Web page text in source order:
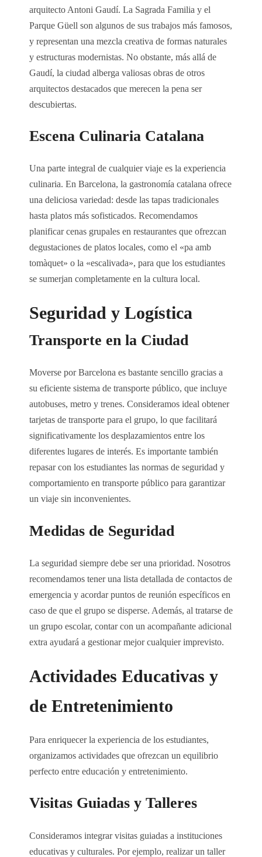
arquitecto Antoni Gaudí. La Sagrada Familia y el
Parque Güell son algunos de sus trabajos más famosos,
y representan una mezcla creativa de formas naturales
y estructuras modernistas. No obstante, más allá de
Gaudí, la ciudad alberga valiosas obras de otros
arquitectos destacados que merecen la pena ser
descubiertas.
Escena Culinaria Catalana
Una parte integral de cualquier viaje es la experiencia
culinaria. En Barcelona, la gastronomía catalana ofrece
una deliciosa variedad: desde las tapas tradicionales
hasta platos más sofisticados. Recomendamos
planificar cenas grupales en restaurantes que ofrezcan
degustaciones de platos locales, como el «pa amb
tomàquet» o la «escalivada», para que los estudiantes
se sumerjan completamente en la cultura local.
Seguridad y Logística
Transporte en la Ciudad
Moverse por Barcelona es bastante sencillo gracias a
su eficiente sistema de transporte público, que incluye
autobuses, metro y trenes. Consideramos ideal obtener
tarjetas de transporte para el grupo, lo que facilitará
significativamente los desplazamientos entre los
diferentes lugares de interés. Es importante también
repasar con los estudiantes las normas de seguridad y
comportamiento en transporte público para garantizar
un viaje sin inconvenientes.
Medidas de Seguridad
La seguridad siempre debe ser una prioridad. Nosotros
recomendamos tener una lista detallada de contactos de
emergencia y acordar puntos de reunión específicos en
caso de que el grupo se disperse. Además, al tratarse de
un grupo escolar, contar con un acompañante adicional
extra ayudará a gestionar mejor cualquier imprevisto.
Actividades Educativas y
de Entretenimiento
Para enriquecer la experiencia de los estudiantes,
organizamos actividades que ofrezcan un equilibrio
perfecto entre educación y entretenimiento.
Visitas Guiadas y Talleres
Consideramos integrar visitas guiadas a instituciones
educativas y culturales. Por ejemplo, realizar un taller